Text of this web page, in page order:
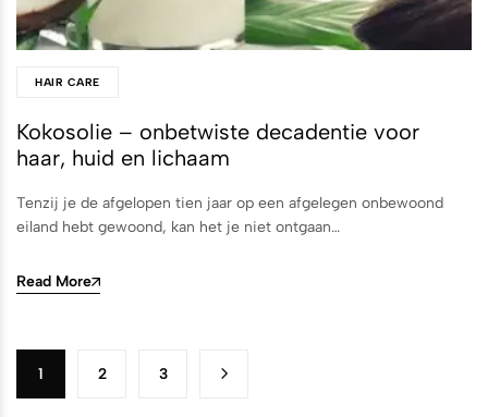
HAIR CARE
Kokosolie – onbetwiste decadentie voor
haar, huid en lichaam
Tenzij je de afgelopen tien jaar op een afgelegen onbewoond
eiland hebt gewoond, kan het je niet ontgaan…
Read More
1 2 3